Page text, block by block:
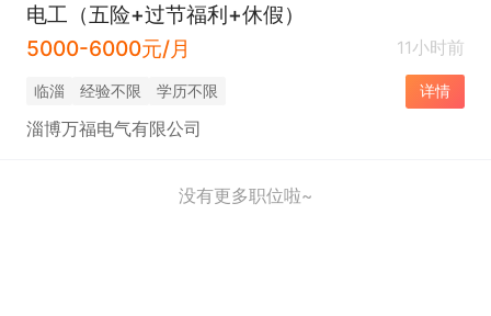
电工（五险+过节福利+休假）
5000-6000元/月
11小时前
临淄 经验不限 学历不限 详情
淄博万福电气有限公司
没有更多职位啦~